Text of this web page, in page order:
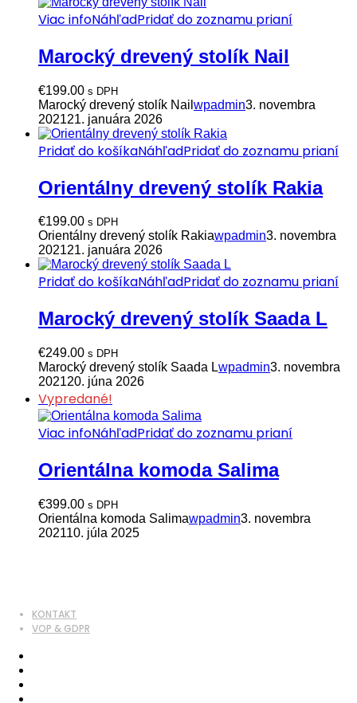
Viac infoNáhľadPridať do zoznamu prianí
Marocký drevený stolík Nail
€199.00 s DPH
Marocký drevený stolík Nail wpadmin3. novembra
202121. januára 2026
Pridať do košíkaNáhľadPridať do zoznamu prianí
Orientálny drevený stolík Rakia
€199.00 s DPH
Orientálny drevený stolík Rakiawpadmin3. novembra
202121. januára 2026
Pridať do košíkaNáhľadPridať do zoznamu prianí
Marocký drevený stolík Saada L
€249.00 s DPH
Marocký drevený stolík Saada Lwpadmin3. novembra
202120. júna 2026
Vypredané!
Viac infoNáhľadPridať do zoznamu prianí
Orientálna komoda Salima
€399.00 s DPH
Orientálna komoda Salimawpadmin3. novembra
202110. júla 2025
KONTAKT
VOP & GDPR